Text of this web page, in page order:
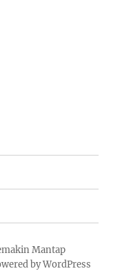
Mantap
by WordPress